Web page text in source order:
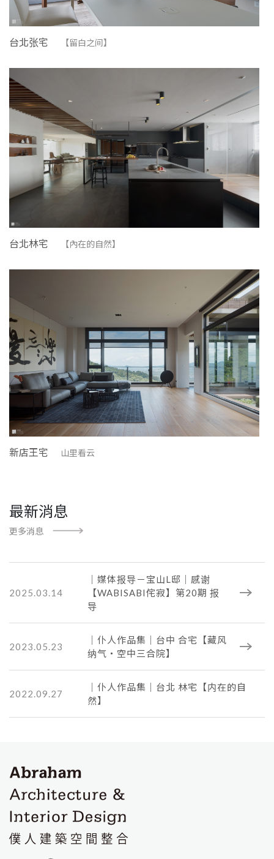
能将风和雨水穿过廊道，传递户外的温度与气味。 天井之
下的阶段，创造出两层三合院互动的可能性，从三楼拾阶而
室，四楼是家人的起居空间与主卧区。挑高的客听将上层的
书房与下层的家庭空间串成一体，增加彼此的沟通互动，视
觉上也能更开阔，丰富整体家庭气氛。如此便能将传统三合
院的&ldquo;正厅&rdquo;赋予新的意义：作为家庭的交流中
心、接待宾客的场所。 回应居住者对于阳台的渴望，在建
筑的外部，增加的错层的阳台与廊道设计，使用玻璃纤维钢
格栅的材质，将移动时不同角度观察到的光线与空间的改
变，留存于视野中。
台北张宅 【留白之间】
台北林宅 【內在的自然】
新店王宅 山里看云
最新消息
更多消息
2025.03.14
｜媒体报导－宝山L邸｜感谢
【WABISABI侘寂】第20期 报
导
2023.05.23
｜仆人作品集｜台中 合宅【藏风
纳气・空中三合院】
2022.09.27
｜仆人作品集｜台北 林宅【内在的自
然】